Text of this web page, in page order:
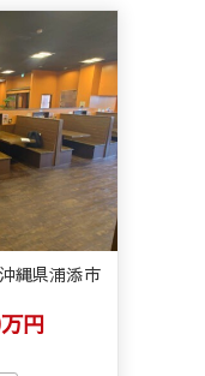
縄県浦添市
円